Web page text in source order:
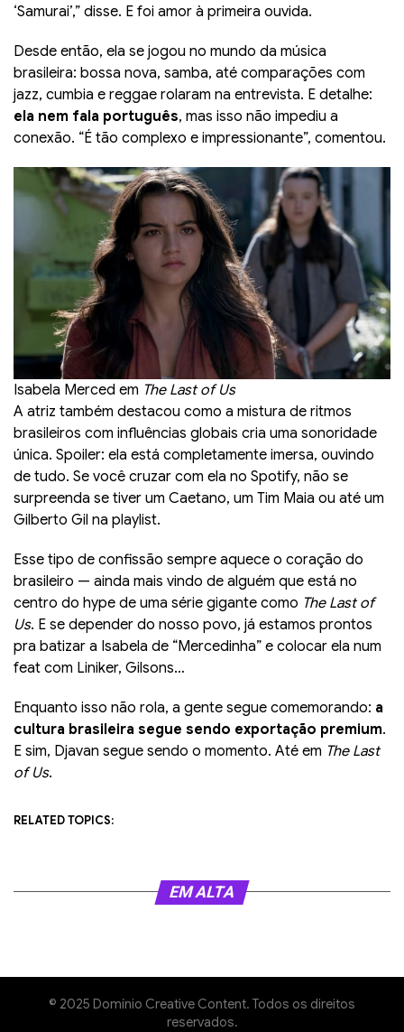
‘Samurai’,” disse. E foi amor à primeira ouvida.
Desde então, ela se jogou no mundo da música
brasileira: bossa nova, samba, até comparações com
jazz, cumbia e reggae rolaram na entrevista. E detalhe:
ela nem fala português, mas isso não impediu a
conexão. “É tão complexo e impressionante”, comentou.
Isabela Merced em The Last of Us
A atriz também destacou como a mistura de ritmos
brasileiros com influências globais cria uma sonoridade
única. Spoiler: ela está completamente imersa, ouvindo
de tudo. Se você cruzar com ela no Spotify, não se
surpreenda se tiver um Caetano, um Tim Maia ou até um
Gilberto Gil na playlist.
Esse tipo de confissão sempre aquece o coração do
brasileiro — ainda mais vindo de alguém que está no
centro do hype de uma série gigante como The Last of
Us. E se depender do nosso povo, já estamos prontos
pra batizar a Isabela de “Mercedinha” e colocar ela num
feat com Liniker, Gilsons…
Enquanto isso não rola, a gente segue comemorando: a
cultura brasileira segue sendo exportação premium.
E sim, Djavan segue sendo o momento. Até em The Last
of Us.
RELATED TOPICS:
EM ALTA
© 2025 Domínio Creative Content. Todos os direitos
reservados.